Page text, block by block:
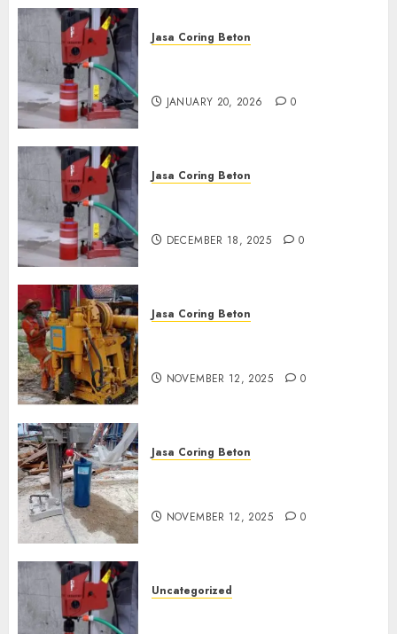
Jasa Coring Beton
JANUARY 20, 2026 0
Jasa Coring Beton
DECEMBER 18, 2025 0
Jasa Coring Beton
NOVEMBER 12, 2025 0
Jasa Coring Beton
NOVEMBER 12, 2025 0
Uncategorized